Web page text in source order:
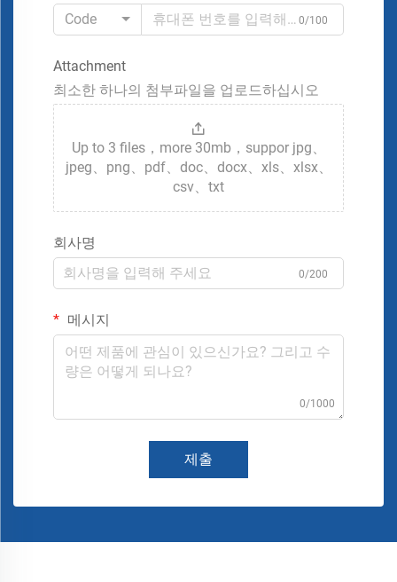
Code
0/100
Attachment
최소한 하나의 첨부파일을 업로드하십시오
Up to 3 files，more 30mb，suppor jpg、
jpeg、png、pdf、doc、docx、xls、xlsx、
csv、txt
회사명
0/200
메시지
0/1000
제출